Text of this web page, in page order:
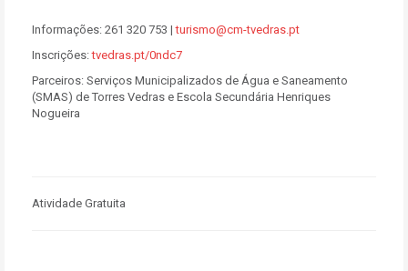
Informações: 261 320 753 |turismo@cm-tvedras.pt
Inscrições:tvedras.pt/0ndc7
Parceiros: Serviços Municipalizados de Água e Saneamento
(SMAS) de Torres Vedras e Escola Secundária Henriques
Nogueira
Atividade Gratuita